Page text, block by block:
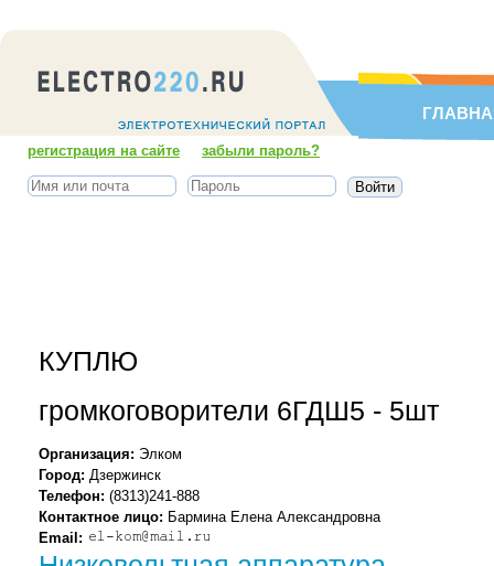
регистрация на сайте забыли пароль?
КУПЛЮ
громкоговорители 6ГДШ5 - 5шт
Организация: Элком
Город: Дзержинск
Телефон: (8313)241-888
Контактное лицо: Бармина Елена Александровна
Email: